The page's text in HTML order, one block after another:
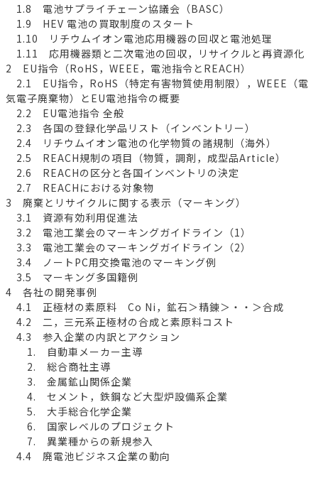
1.8 電池サプライチェーン協議会（BASC）
1.9 HEV 電池の買取制度のスタート
1.10 リチウムイオン電池応用機器の回収と電池処理
1.11 応用機器類と二次電池の回収，リサイクルと再資源化
2 EU指令（RoHS，WEEE，電池指令とREACH）
2.1 EU指令，RoHS（特定有害物質使用制限），WEEE（電
気電子廃棄物）とEU電池指令の概要
2.2 EU電池指令 全般
2.3 各国の登録化学品リスト（インベントリー）
2.4 リチウムイオン電池の化学物質の諸規制（海外）
2.5 REACH規制の項目（物質，調剤，成型品Article）
2.6 REACHの区分と各国インベントリの決定
2.7 REACHにおける対象物
3 廃棄とリサイクルに関する表示（マーキング）
3.1 資源有効利用促進法
3.2 電池工業会のマーキングガイドライン（1）
3.3 電池工業会のマーキングガイドライン（2）
3.4 ノートPC用交換電池のマーキング例
3.5 マーキング多国籍例
4 各社の開発事例
4.1 正極材の素原料 Co Ni，鉱石＞精錬＞・・＞合成
4.2 二，三元系正極材の合成と素原料コスト
4.3 参入企業の内訳とアクション
1. 自動車メーカー主導
2. 総合商社主導
3. 金属鉱山関係企業
4. セメント，鉄鋼など大型炉設備系企業
5. 大手総合化学企業
6. 国家レベルのプロジェクト
7. 異業種からの新規参入
4.4 廃電池ビジネス企業の動向